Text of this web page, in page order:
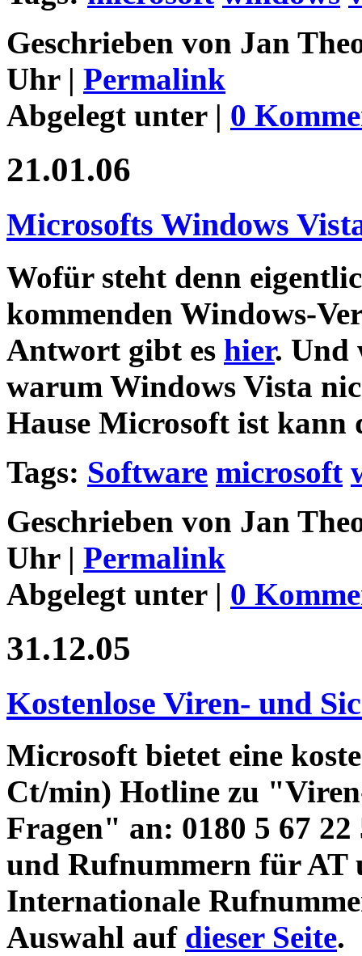
Geschrieben von Jan
Uhr | Permalink
Abgelegt unter | 0
21.01.06
Microsofts Windows
Wofür steht denn
kommenden Windows-
Antwort gibt es hier. Und
warum Windows Vista
Hause Microsoft ist kann
Tags: Software microsoft
Geschrieben von Jan
Uhr | Permalink
Abgelegt unter | 0
31.12.05
Kostenlose Viren- und
Microsoft bietet eine
Ct/min) Hotline zu
Fragen" an: 0180 5 67
und Rufnummern für AT
Internationale
Auswahl auf dieser Seite.